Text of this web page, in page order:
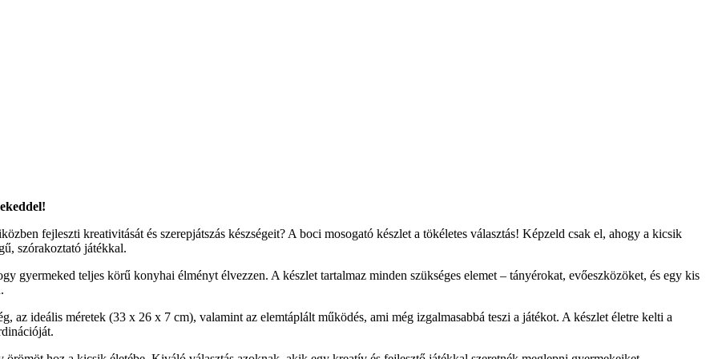
fejleszti kreativitását és szerepjátszás készségeit? A boci mosogató készlet a tökéletes választás! Képzeld csak el, ahogy a kicsik
szórakoztató játékkal.
gyermeked teljes körű konyhai élményt élvezzen. A készlet tartalmaz minden szükséges elemet – tányérokat, evőeszközöket, és egy kis
az ideális méretek (33 x 26 x 7 cm), valamint az elemtáplált működés, ami még izgalmasabbá teszi a játékot. A készlet életre kelti a